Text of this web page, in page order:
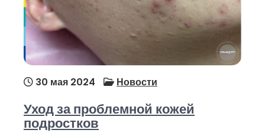
30 мая 2024 Новости
Уход за проблемной кожей
подростков